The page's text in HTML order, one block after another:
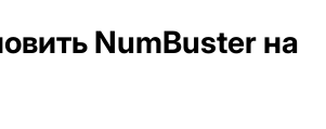
NumBuster на